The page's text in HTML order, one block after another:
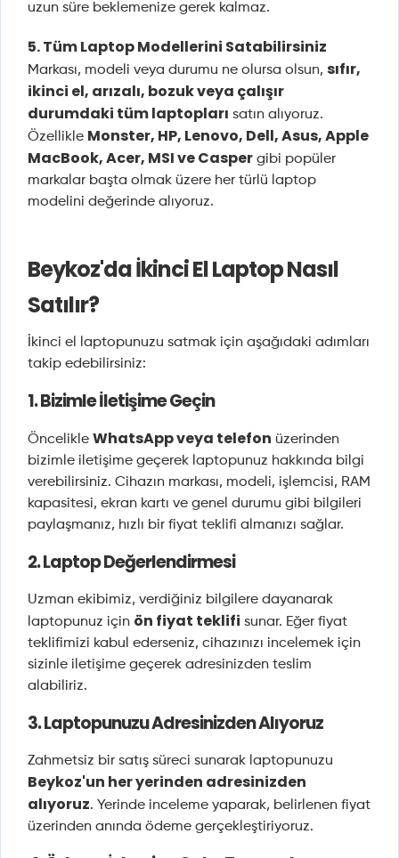
uzun süre beklemenize gerek kalmaz.
5. Tüm Laptop Modellerini Satabilirsiniz
Markası, modeli veya durumu ne olursa olsun, sıfır,
ikinci el, arızalı, bozuk veya çalışır
durumdaki tüm laptopları satın alıyoruz.
Özellikle Monster, HP, Lenovo, Dell, Asus, Apple
MacBook, Acer, MSI ve Casper gibi popüler
markalar başta olmak üzere her türlü laptop
modelini değerinde alıyoruz.
Beykoz'da İkinci El Laptop Nasıl
Satılır?
İkinci el laptopunuzu satmak için aşağıdaki adımları
takip edebilirsiniz:
1. Bizimle İletişime Geçin
Öncelikle WhatsApp veya telefon üzerinden
bizimle iletişime geçerek laptopunuz hakkında bilgi
verebilirsiniz. Cihazın markası, modeli, işlemcisi, RAM
kapasitesi, ekran kartı ve genel durumu gibi bilgileri
paylaşmanız, hızlı bir fiyat teklifi almanızı sağlar.
2. Laptop Değerlendirmesi
Uzman ekibimiz, verdiğiniz bilgilere dayanarak
laptopunuz için ön fiyat teklifi sunar. Eğer fiyat
teklifimizi kabul ederseniz, cihazınızı incelemek için
sizinle iletişime geçerek adresinizden teslim
alabiliriz.
3. Laptopunuzu Adresinizden Alıyoruz
Zahmetsiz bir satış süreci sunarak laptopunuzu
Beykoz'un her yerinden adresinizden
alıyoruz. Yerinde inceleme yaparak, belirlenen fiyat
üzerinden anında ödeme gerçekleştiriyoruz.